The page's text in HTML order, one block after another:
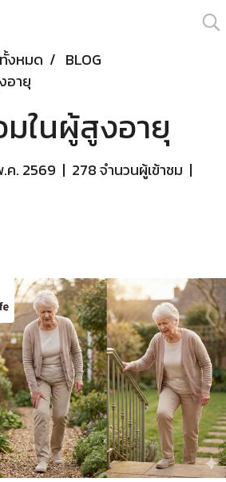
งหมด
BLOG
อายุ
มในผู้สูงอายุ
ค. 2569 | 278 จำนวนผู้เข้าชม |